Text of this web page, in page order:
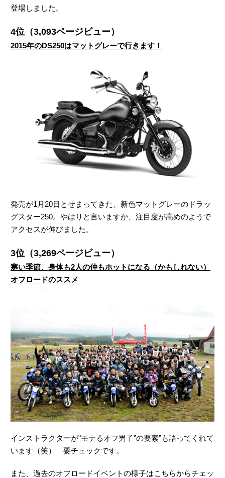
登場しました。
4位（3,093ページビュー）
2015年のDS250はマットグレーで行きます！
発売が1月20日とせまってきた、新色マットグレーのドラッ
グスター250。やはりと言いますか、注目度が高めのようで
アクセスが伸びました。
3位（3,269ページビュー）
寒い季節、身体も2人の仲もホットになる（かもしれない）
オフロードのススメ
インストラクターが"モテるオフ男子”の要素”も語ってくれて
います（笑） 要チェックです。
また、過去のオフロードイベントの様子はこちらからチェッ